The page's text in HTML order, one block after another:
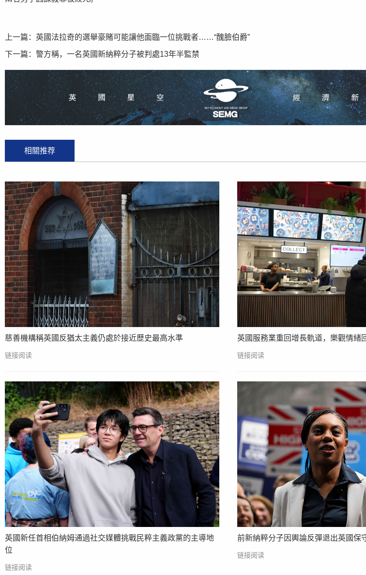
上一篇： 英國法拉奇的選舉豪賭可能讓他面臨一位挑戰者……“醜臉伯爵”
下一篇： 警方稱，一名英國新納粹分子被判處13年半監禁
相關推荐
慈善機構稱英國反猶太主義仍處於接近歷史最高水準
链接阅读
英國服務業重回增長軌道，樂觀情緒
链接阅读
英國新任首相伯納姆通過社交媒體挑戰民粹主義政黨的主導地
位
链接阅读
前新納粹分子因輿論反彈退出英國保
链接阅读